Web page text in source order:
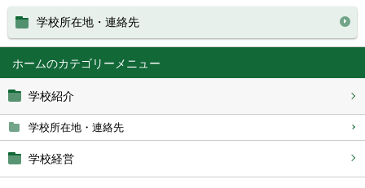
ホーム
学校紹介
学校所在地・連絡先
学校経営
学校所在地・連絡先